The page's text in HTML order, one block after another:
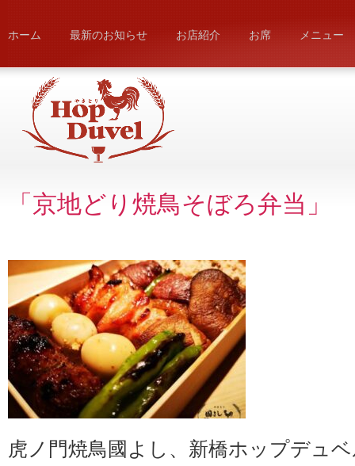
ホーム 最新のお知らせ お店紹介 お席 メニュー
「京地どり焼鳥そぼろ弁当」
虎ノ門焼鳥國よし、新橋ホップデュ